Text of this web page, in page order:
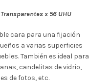
x 56 UHU
cara para una fijación
a varias superficies
También es ideal para
candelitas de vidrio,
de fotos, etc.